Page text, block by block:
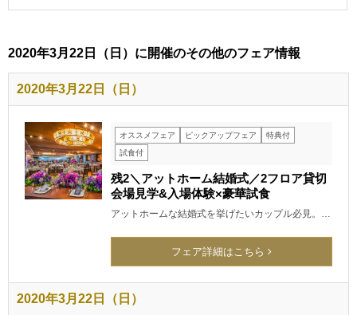
2020年3月22日（日）に開催のその他のフェア情報
2020年3月22日（日）
オススメフェア ピックアップフェア
特典付
試食付
残2＼アットホーム結婚式／2フロア貸切
会場見学&入場体験×豪華試食
アットホームな結婚式を挙げたいカップル必見。…
フェア詳細はこちら
2020年3月22日（日）